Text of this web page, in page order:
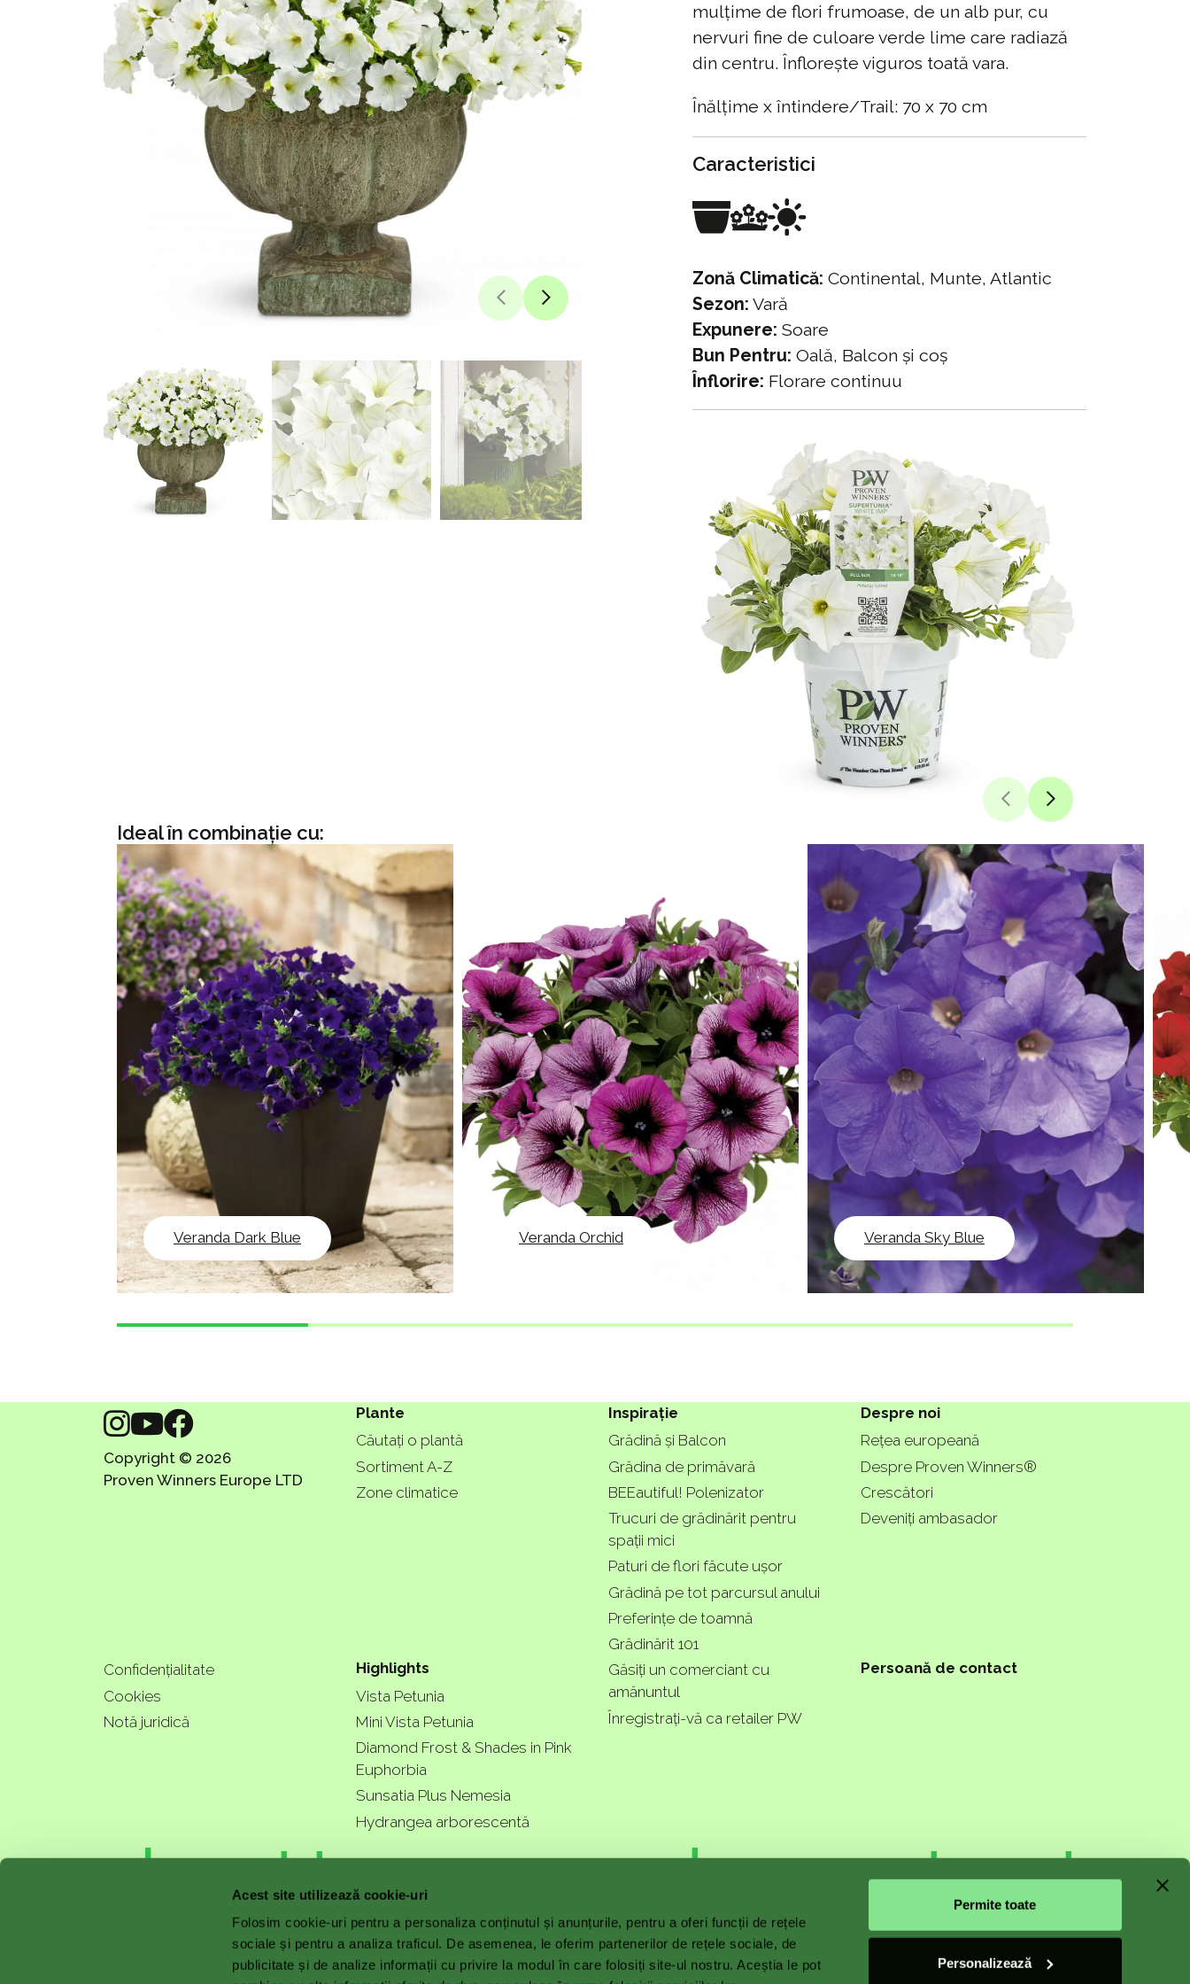
Acest site utilizează cookie-uri
Folosim cookie-uri pentru a personaliza conținutul și anunțurile, pentru a oferi funcții de rețele
sociale și pentru a analiza traficul. De asemenea, le oferim partenerilor de rețele sociale, de
publicitate și de analize informații cu privire la modul în care folosiți site-ul nostru. Aceștia le pot
Permite toate
Personalizează
mulțime de flori frumoase, de un alb pur, cu
nervuri fine de culoare verde lime care radiază
din centru. Înflorește viguros toată vara.
Înălțime x întindere/Trail: 70 x 70 cm
Caracteristici
Zonă Climatică: Continental, Munte, Atlantic
Sezon: Vară
Expunere: Soare
Bun Pentru: Oală, Balcon și coș
Înflorire: Florare continuu
Ideal în combinație cu:
Veranda Dark Blue Veranda Orchid Veranda Sky Blue
Copyright © 2026
Proven Winners Europe LTD
Plante
Căutați o plantă
Sortiment A-Z
Zone climatice
Inspirație
Grădină și Balcon
Grădina de primăvară
BEEautiful! Polenizator
Trucuri de grădinărit pentru
spații mici
Paturi de flori făcute ușor
Grădină pe tot parcursul anului
Preferințe de toamnă
Grădinărit 101
Despre noi
Rețea europeană
Despre Proven Winners®
Crescători
Deveniți ambasador
Confidențialitate
Cookies
Notă juridică
Highlights
Vista Petunia
Mini Vista Petunia
Diamond Frost & Shades in Pink
Euphorbia
Sunsatia Plus Nemesia
Hydrangea arborescentă
Găsiți un comerciant cu
amănuntul
Înregistrați-vă ca retailer PW
Persoană de contact
a better garden starts